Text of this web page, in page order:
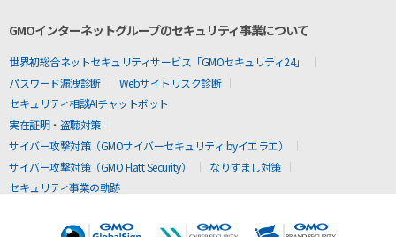
GMOインターネットグループのセキュリティ事業について
世界初総合ネットセキュリティサービス「GMOセキュリティ24」
パスワード漏洩診断
Webサイトリスク診断
セキュリティ相談AIチャットボット
実在証明・盗聴対策
サイバー攻撃対策（GMOサイバーセキュリティ byイエラエ）
サイバー攻撃対策（GMO Flatt Security）
なりすまし対策
セキュリティ事業の軌跡